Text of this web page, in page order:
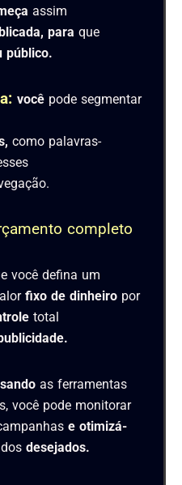
assim
para que
público.
vocêpode segmentar
como palavras-
completo
você defina um
fixo de dinheiropor
total
as ferramentas
você pode monitorar
e otimizá-
desejados.